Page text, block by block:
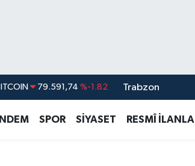
79.591,74 %-1.82 Trabzon
SPOR SİYASET RESMÎ